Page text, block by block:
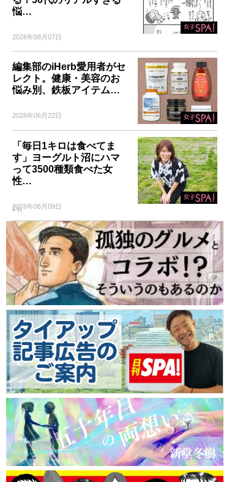
悩…
2026年08月07日
編集部のiHerb愛用者がセ
レクト。健康・美容のお
悩み別、鉄板アイテム…
2026年06月22日
「毎日1キロは食べてま
す」ヨーグルト沼にハマ
って3500種類食べた女
性…
2026年06月09日
PR